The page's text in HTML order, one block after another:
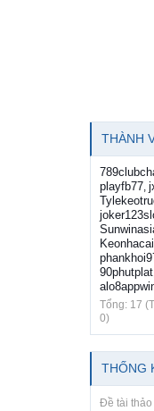
THÀNH
playfb77,
90phutplat
Tổng: 17
0)
THỐNG
Đề tài thảo